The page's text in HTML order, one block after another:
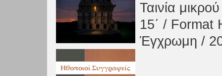
Ταινία
15΄ / Format
Έγχρωμη /